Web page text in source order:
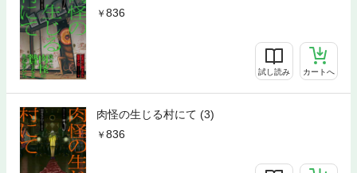
836
試し読み カートへ
肉怪の生じる村にて (3)
836